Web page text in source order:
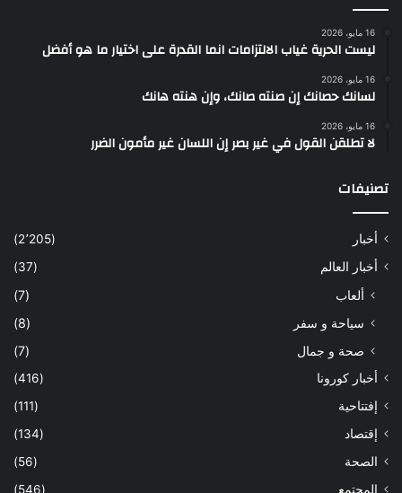
16 مايو، 2026
ليست الحرية غياب الالتزامات انما القدرة على اختيار ما هو أفضل
16 مايو، 2026
لسانك حصانك إن صنته صانك، وإن هنته هانك
16 مايو، 2026
لا تطلقن القول في غير بصر إن اللسان غير مأمون الضرر
تصنيفات
أخبار
(2٬205)
أخبار العالم
(37)
ألعاب
(7)
سياحة و سفر
(8)
صحة و جمال
(7)
أخبار كورونا
(416)
إفتتاحية
(111)
إقتصاد
(134)
الصحة
(56)
المجتمع
(546)